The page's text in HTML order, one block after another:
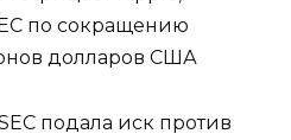
по сокращению
долларов США
подала иск против